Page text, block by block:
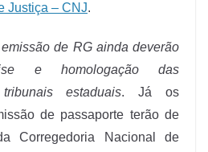
Justiça – CNJ.
de RG ainda deverão
e homologação das
estaduais. Já os
de passaporte terão de
Corregedoria Nacional de